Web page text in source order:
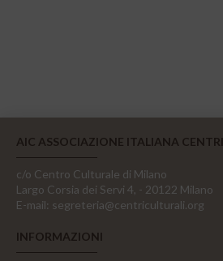
AIC ASSOCIAZIONE ITALIANA
c/o Centro Culturale di Milano
Largo Corsia dei Servi 4, - 20122 Milano
E-mail: segreteria@centriculturali.org
INFORMAZIONI